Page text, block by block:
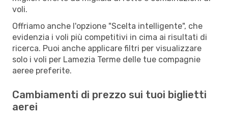
voli.
Offriamo anche l'opzione "Scelta intelligente", che
evidenzia i voli più competitivi in cima ai risultati di
ricerca. Puoi anche applicare filtri per visualizzare
solo i voli per Lamezia Terme delle tue compagnie
aeree preferite.
Cambiamenti di prezzo sui tuoi biglietti
aerei